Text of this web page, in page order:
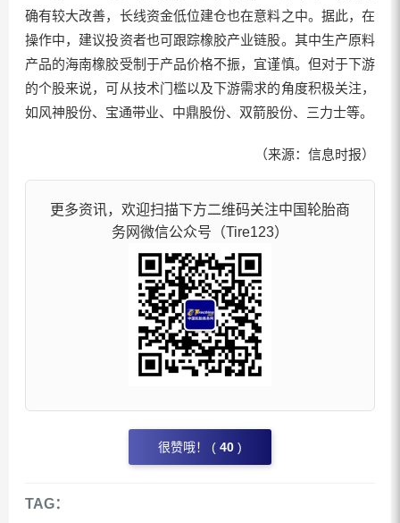
确有较大改善，长线资金低位建仓也在意料之中。据此，在
操作中，建议投资者也可跟踪橡胶产业链股。其中生产原料
产品的海南橡胶受制于产品价格不振，宜谨慎。但对于下游
的个股来说，可从技术门槛以及下游需求的角度积极关注，
如风神股份、宝通带业、中鼎股份、双箭股份、三力士等。
（来源：信息时报）
更多资讯，欢迎扫描下方二维码关注中国轮胎商
务网微信公众号（Tire123）
很赞哦！ ( 40 )
TAG：